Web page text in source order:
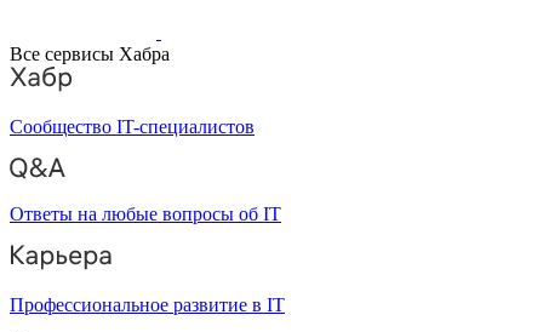
Все сервисы Хабра
Сообщество IT-специалистов
Ответы на любые вопросы об IT
Профессиональное развитие в IT